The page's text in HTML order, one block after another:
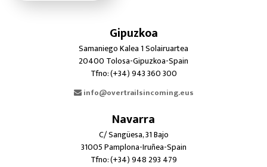
Gipuzkoa
Samaniego Kalea 1 Solairuartea
20400 Tolosa-Gipuzkoa-Spain
Tfno: (+34) 943 360 300
info@overtrailsincoming.eus
Navarra
C/ Sangüesa, 31 Bajo
31005 Pamplona-Iruñea-Spain
Tfno: (+34) 948 293 479